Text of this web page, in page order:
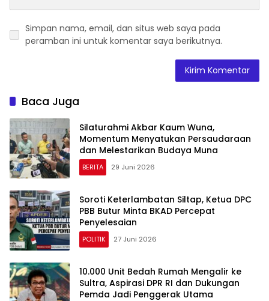
Simpan nama, email, dan situs web saya pada
peramban ini untuk komentar saya berikutnya.
Baca Juga
Silaturahmi Akbar Kaum Wuna,
Momentum Menyatukan Persaudaraan
dan Melestarikan Budaya Muna
BERITA 29 Juni 2026
Soroti Keterlambatan Siltap, Ketua DPC
PBB Butur Minta BKAD Percepat
Penyelesaian
POLITIK 27 Juni 2026
10.000 Unit Bedah Rumah Mengalir ke
Sultra, Aspirasi DPR RI dan Dukungan
Pemda Jadi Penggerak Utama